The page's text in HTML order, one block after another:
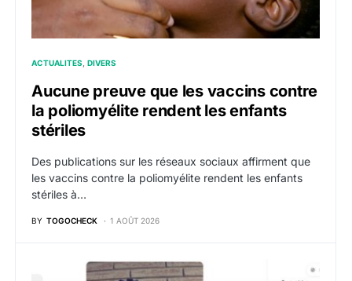
ACTUALITES DIVERS
Aucune preuve que les vaccins contre
la poliomyélite rendent les enfants
stériles
Des publications sur les réseaux sociaux affirment que
les vaccins contre la poliomyélite rendent les enfants
stériles à…
BY TOGOCHECK 1 AOÛT 2026